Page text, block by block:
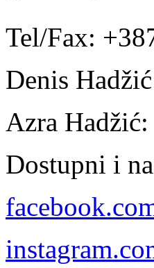
Tel/Fax:
Denis
Azra
Dostupni i